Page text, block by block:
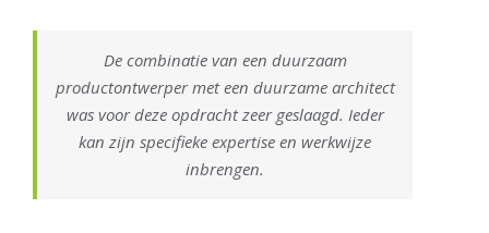
De combinatie van een duurzaam
productontwerper met een duurzame architect
was voor deze opdracht zeer geslaagd. Ieder
kan zijn specifieke expertise en werkwijze
inbrengen.